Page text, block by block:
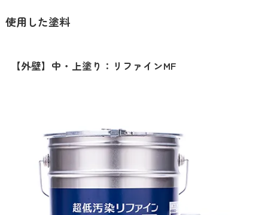
使用した塗料
【外壁】中・上塗り：リファインMF